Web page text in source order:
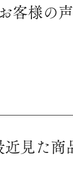
お客様の声
近見た商